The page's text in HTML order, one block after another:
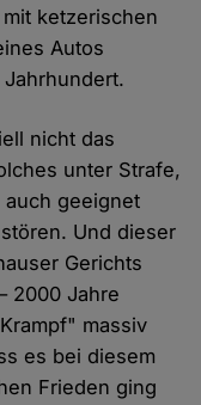
ketzerischen
Autos
nicht das
unter Strafe,
geeignet
Und dieser
Gerichts
2000 Jahre
massiv
es bei diesem
Frieden ging